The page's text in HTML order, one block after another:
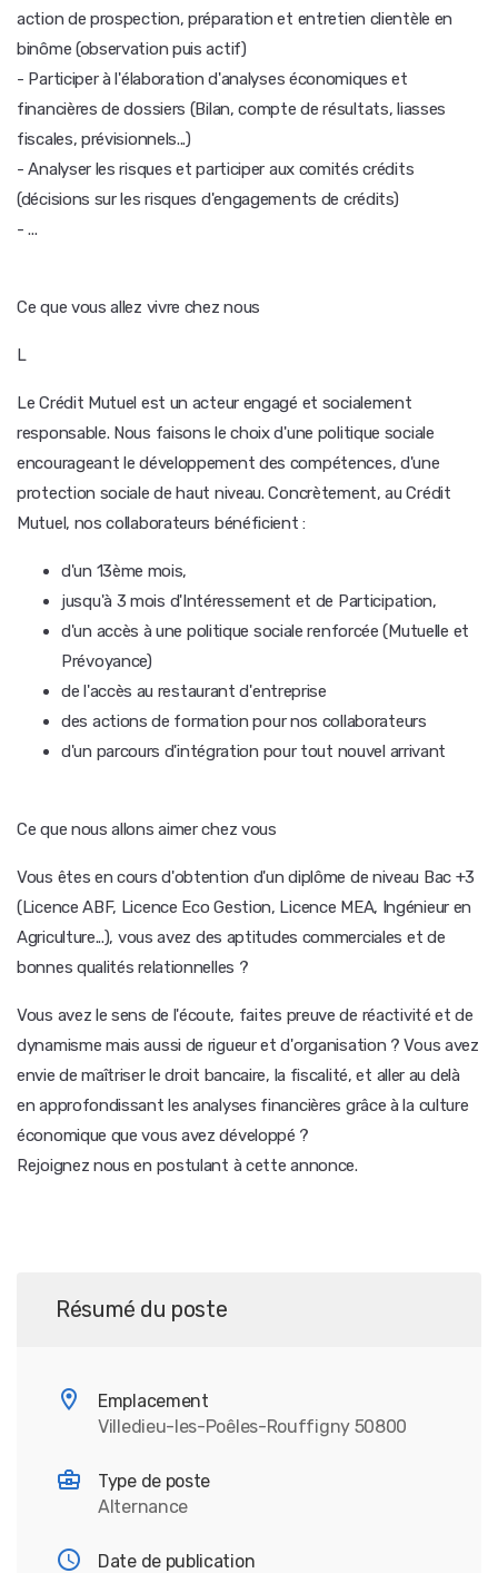
action de prospection, préparation et entretien clientèle en
binôme (observation puis actif)
- Participer à l'élaboration d'analyses économiques et
financières de dossiers (Bilan, compte de résultats, liasses
fiscales, prévisionnels...)
- Analyser les risques et participer aux comités crédits
(décisions sur les risques d'engagements de crédits)
- ...
Ce que vous allez vivre chez nous
L
Le Crédit Mutuel est un acteur engagé et socialement
responsable. Nous faisons le choix d'une politique sociale
encourageant le développement des compétences, d'une
protection sociale de haut niveau. Concrètement, au Crédit
Mutuel, nos collaborateurs bénéficient :
d'un 13ème mois,
jusqu'à 3 mois d'Intéressement et de Participation,
d'un accès à une politique sociale renforcée (Mutuelle et
Prévoyance)
de l'accès au restaurant d'entreprise
des actions de formation pour nos collaborateurs
d'un parcours d'intégration pour tout nouvel arrivant
Ce que nous allons aimer chez vous
Vous êtes en cours d'obtention d'un diplôme de niveau Bac +3
(Licence ABF, Licence Eco Gestion, Licence MEA, Ingénieur en
Agriculture...), vous avez des aptitudes commerciales et de
bonnes qualités relationnelles ?
Vous avez le sens de l'écoute, faites preuve de réactivité et de
dynamisme mais aussi de rigueur et d'organisation ? Vous avez
envie de maîtriser le droit bancaire, la fiscalité, et aller au delà
en approfondissant les analyses financières grâce à la culture
économique que vous avez développé ?
Rejoignez nous en postulant à cette annonce.
Résumé du poste
Emplacement
Villedieu-les-Poêles-Rouffigny 50800
Type de poste
Alternance
Date de publication